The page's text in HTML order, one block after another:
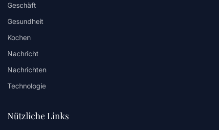
Geschäft
Gesundheit
Kochen
Nachricht
Nachrichten
Technologie
Nützliche Links